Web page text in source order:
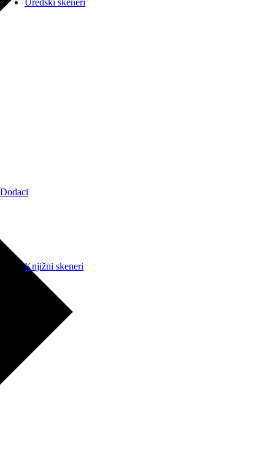
Dodaci
Uredski skeneri
Knjižni skeneri